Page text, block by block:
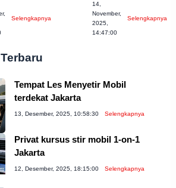
yang
Diketahui
Selengkapnya
Bogor
Kabupaten 2023
14,
November,
2025,
14:47:00
Selengkapnya
Tempat Les Menyetir Mobil
terdekat Jakarta
13, Desember, 2025, 10:58:30 Selengkapnya
Privat kursus stir mobil 1-on-1
Jakarta
12, Desember, 2025, 18:15:00 Selengkapnya